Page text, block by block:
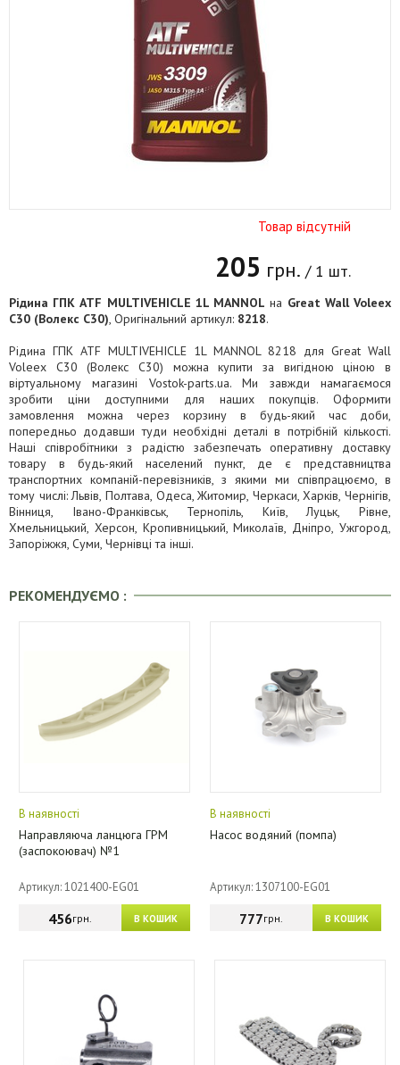
Товар відсутній
205 грн. / 1 шт.
Рідина ГПК ATF MULTIVEHICLE 1L MANNOL на Great Wall Voleex
C30 (Волекс C30), Оригінальний артикул: 8218.
Рідина ГПК ATF MULTIVEHICLE 1L MANNOL 8218 для Great Wall
Voleex C30 (Волекс C30) можна купити за вигідною ціною в
віртуальному магазині Vostok-parts.ua. Ми завжди намагаємося
зробити ціни доступними для наших покупців. Оформити
замовлення можна через корзину в будь-який час доби,
попередньо додавши туди необхідні деталі в потрібній кількості.
Наші співробітники з радістю забезпечать оперативну доставку
товару в будь-який населений пункт, де є представництва
транспортних компаній-перевізників, з якими ми співпрацюємо, в
тому числі: Львів, Полтава, Одеса, Житомир, Черкаси, Харків, Чернігів,
Вінниця, Івано-Франківськ, Тернопіль, Київ, Луцьк, Рівне,
Хмельницький, Херсон, Кропивницький, Миколаїв, Дніпро, Ужгород,
Запоріжжя, Суми, Чернівці та інші.
РЕКОМЕНДУЄМО :
В наявності
Направляюча ланцюга ГРМ
(заспокоювач) №1
Артикул: 1021400-EG01
В КОШИК
456грн.
В наявності
Насос водяний (помпа)
Артикул: 1307100-EG01
В КОШИК
777грн.